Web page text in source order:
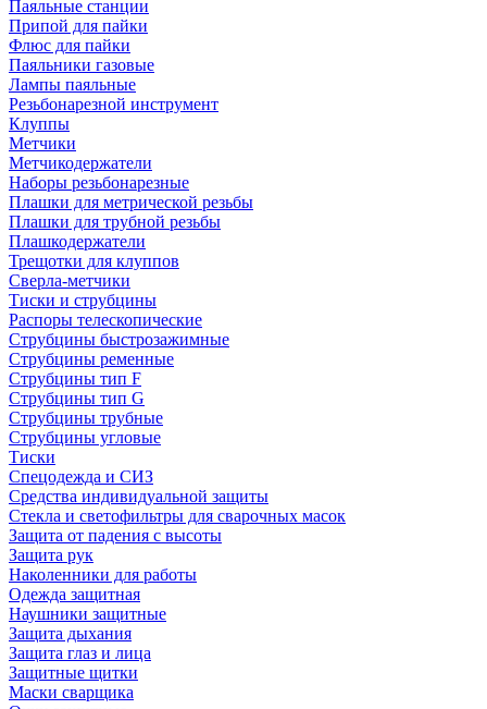
Паяльные станции
Припой для пайки
Флюс для пайки
Паяльники газовые
Лампы паяльные
Резьбонарезной инструмент
Клуппы
Метчики
Метчикодержатели
Наборы резьбонарезные
Плашки для метрической резьбы
Плашки для трубной резьбы
Плашкодержатели
Трещотки для клуппов
Сверла-метчики
Тиски и струбцины
Распоры телескопические
Струбцины быстрозажимные
Струбцины ременные
Струбцины тип F
Струбцины тип G
Струбцины трубные
Струбцины угловые
Тиски
Спецодежда и СИЗ
Средства индивидуальной защиты
Стекла и светофильтры для сварочных масок
Защита от падения с высоты
Защита рук
Наколенники для работы
Одежда защитная
Наушники защитные
Защита дыхания
Защита глаз и лица
Защитные щитки
Маски сварщика